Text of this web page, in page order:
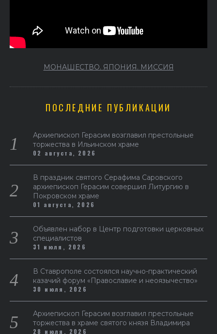
МОНАШЕСТВО. ЯПОНИЯ. МИССИЯ
ПОСЛЕДНИЕ ПУБЛИКАЦИИ
Архиепископ Герасим возглавил престольные
торжества в Ильинском храме
02 августа, 2026
В праздник святого Серафима Саровского
архиепископ Герасим совершил Литургию в
Покровском храме
01 августа, 2026
Объявлен набор в Центр подготовки церковных
специалистов
31 июля, 2026
В Ставрополе состоялся научно-практический
казачий форум «Православие и неоязычество»
30 июля, 2026
Архиепископ Герасим возглавил престольные
торжества в храме святого князя Владимира
28 июля, 2026